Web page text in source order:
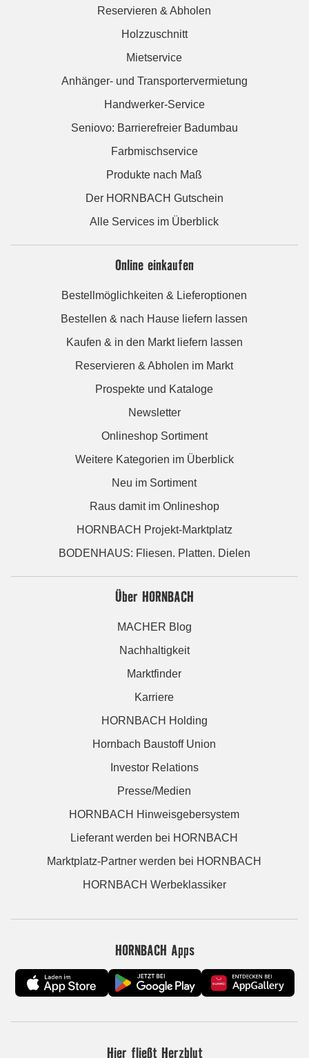
Reservieren & Abholen
Holzzuschnitt
Mietservice
Anhänger- und Transportervermietung
Handwerker-Service
Seniovo: Barrierefreier Badumbau
Farbmischservice
Produkte nach Maß
Der HORNBACH Gutschein
Alle Services im Überblick
Online einkaufen
Bestellmöglichkeiten & Lieferoptionen
Bestellen & nach Hause liefern lassen
Kaufen & in den Markt liefern lassen
Reservieren & Abholen im Markt
Prospekte und Kataloge
Newsletter
Onlineshop Sortiment
Weitere Kategorien im Überblick
Neu im Sortiment
Raus damit im Onlineshop
HORNBACH Projekt-Marktplatz
BODENHAUS: Fliesen. Platten. Dielen
Über HORNBACH
MACHER Blog
Nachhaltigkeit
Marktfinder
Karriere
HORNBACH Holding
Hornbach Baustoff Union
Investor Relations
Presse/Medien
HORNBACH Hinweisgebersystem
Lieferant werden bei HORNBACH
Marktplatz-Partner werden bei HORNBACH
HORNBACH Werbeklassiker
HORNBACH Apps
Hier fließt Herzblut